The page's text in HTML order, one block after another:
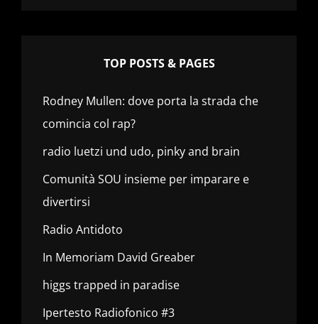
TOP POSTS & PAGES
Rodney Mullen: dove porta la strada che
comincia col rap?
radio luetzi und udo, pinky and brain
Comunità SOU insieme per imparare e
divertirsi
Radio Antidoto
In Memoriam David Greaber
higgs trapped in paradise
Ipertesto Radiofonico #3